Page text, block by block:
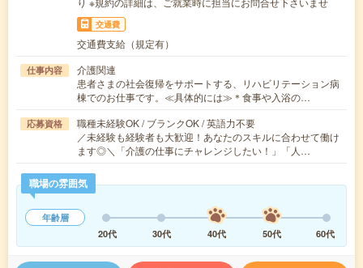
交通費
交通費支給（規定有）
仕事内容
介護関連
患者さまの社会復帰をサポートする、リハビリテーション病
棟でのお仕事です。≪具体的には≫＊食事や入浴の…
応募資格
職種未経験OK / ブランクOK / 英語力不要
／未経験も経験者も大歓迎！あなたのスキルに合わせて働け
ます◎＼「介護の仕事にチャレンジしたい！」「人…
職場の雰囲気
年齢層
20代
30代 40代 50代 60代